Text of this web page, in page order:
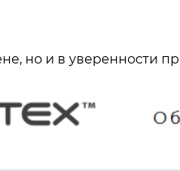
но и в уверенности